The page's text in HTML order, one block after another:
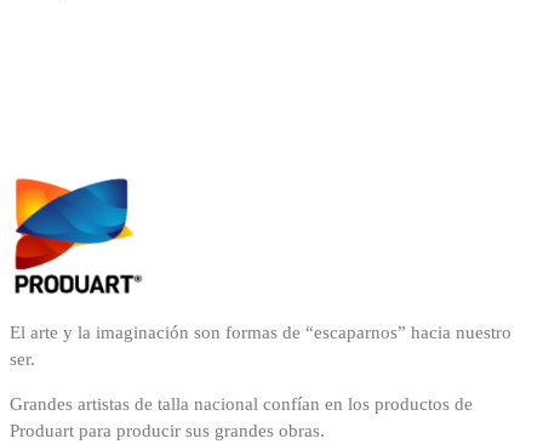
El arte y la imaginación son formas de “escaparnos” hacia nuestro
ser.
Grandes artistas de talla nacional confían en los productos de
Produart para producir sus grandes obras.